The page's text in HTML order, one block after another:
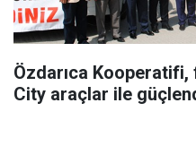
Özdarıca
City araçlar ile